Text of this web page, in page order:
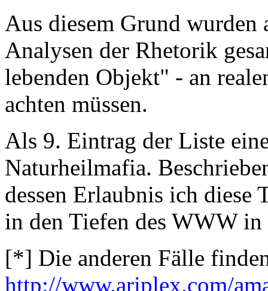
Aus diesem Grund
Analysen der Rhetorik
lebenden Objekt" - an
achten müssen.
Als 9. Eintrag der Liste
Naturheilmafia.
dessen Erlaubnis ich diese
in den Tiefen des WWW in
[*] Die anderen Fälle
http://www.ariplex.com/